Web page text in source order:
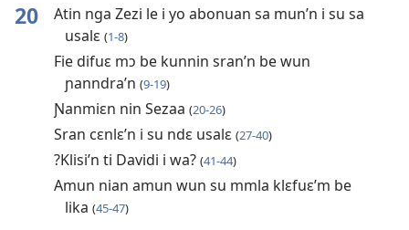
20
Atin nga Zezi le i yo abonuan sa mun’n i su sa
usalɛ (1-8)
Fie difuɛ mɔ be kunnin sran’n be wun
ɲanndra’n (9-19)
Ɲanmiɛn nin Sezaa (20-26)
Sran cɛnlɛ’n i su ndɛ usalɛ (27-40)
?Klisi’n ti Davidi i wa? (41-44)
Amun nian amun wun su mmla klɛfuɛ’m be
lika (45-47)